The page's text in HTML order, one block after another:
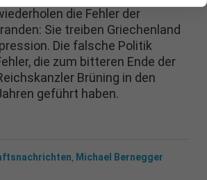
die Fehler der
Sie treiben Griechenland
Die falsche Politik
die zum bitteren Ende der
Brüning in den
geführt haben.
, Michael Bernegger